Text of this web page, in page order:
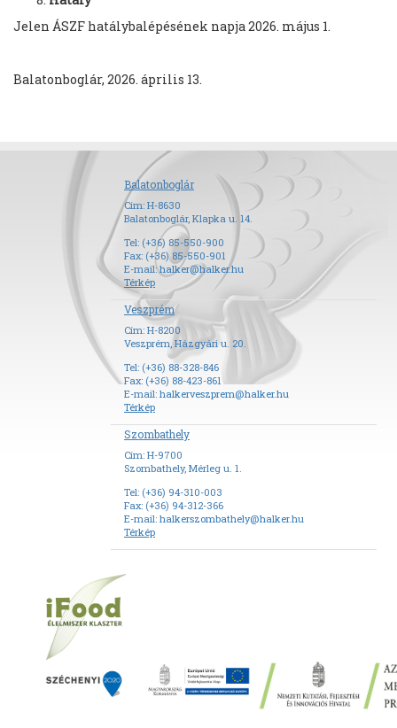
Jelen ÁSZF hatálybalépésének napja 2026. május 1.
Balatonboglár, 2026. április 13.
Balatonboglár
Cím: H-8630
Balatonboglár, Klapka u. 14.
Tel: (+36) 85-550-900
Fax: (+36) 85-550-901
E-mail:halker@halker.hu
Térkép
Veszprém
Cím: H-8200
Veszprém, Házgyári u. 20.
Tel: (+36) 88-328-846
Fax: (+36) 88-423-861
E-mail: halkerveszprem@halker.hu
Térkép
Szombathely
Cím: H-9700
Szombathely, Mérleg u. 1.
Tel: (+36) 94-310-003
Fax: (+36) 94-312-366
E-mail: halkerszombathely@halker.hu
Térkép